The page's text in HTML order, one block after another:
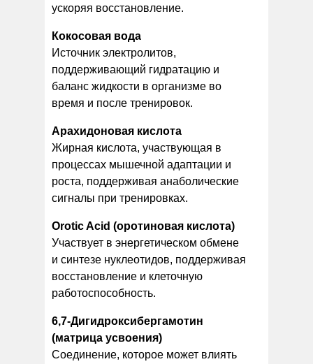
ускоряя восстановление.
Кокосовая вода
Источник электролитов,
поддерживающий гидратацию и
баланс жидкости в организме во
время и после тренировок.
Арахидоновая кислота
Жирная кислота, участвующая в
процессах мышечной адаптации и
роста, поддерживая анаболические
сигналы при тренировках.
Orotic Acid (оротиновая кислота)
Участвует в энергетическом обмене
и синтезе нуклеотидов, поддерживая
восстановление и клеточную
работоспособность.
6,7-Дигидроксибергамотин
(матрица усвоения)
Соединение, которое может влиять